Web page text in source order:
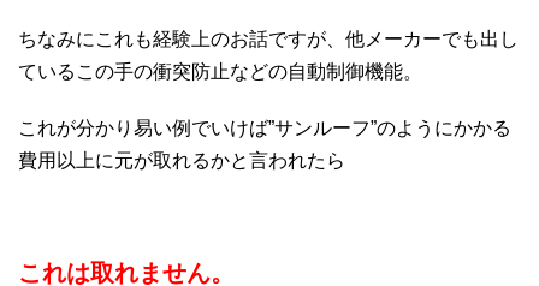
ちなみにこれも経験上のお話ですが、他メーカーでも出し
ているこの手の衝突防止などの自動制御機能。
これが分かり易い例でいけば”サンルーフ”のようにかかる
費用以上に元が取れるかと言われたら
これは取れません。